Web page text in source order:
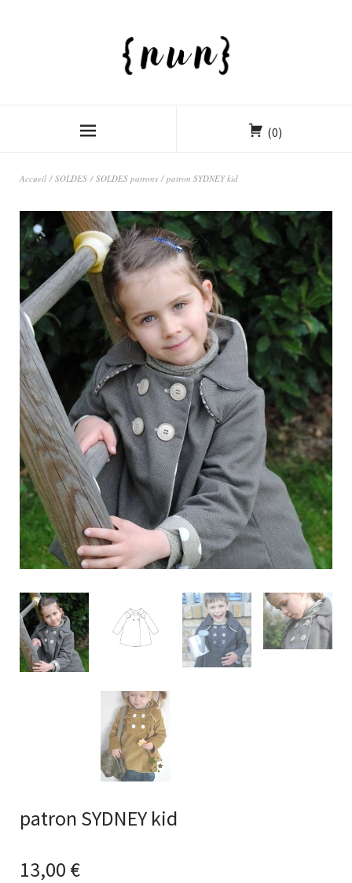
(0)
Accueil / SOLDES / SOLDES patrons / patron SYDNEY kid
patron SYDNEY kid
13,00 €